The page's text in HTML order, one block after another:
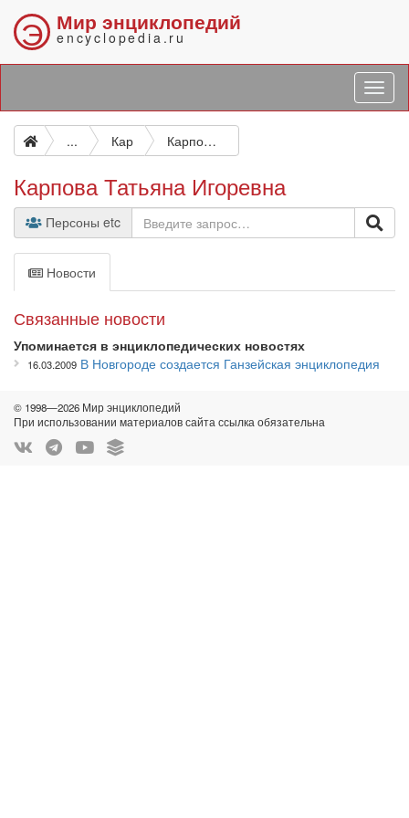
Э Мир энциклопедий
encyclopedia.ru
... Кар Карпова Татьяна Игоревна
Карпова Татьяна Игоревна
Персоны etc
Новости
Связанные новости
Упоминается в энциклопедических новостях
16.03.2009 В Новгороде создается Ганзейская энциклопедия
© 1998—2026 Мир энциклопедий
При использовании материалов сайта ссылка обязательна